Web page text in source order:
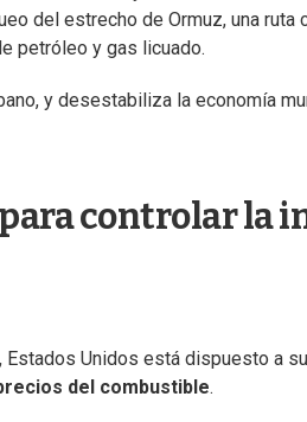
del estrecho de Ormuz, una ruta
petróleo y gas licuado.
y desestabiliza la economía
para controlar la
Unidos está dispuesto a
del combustible.